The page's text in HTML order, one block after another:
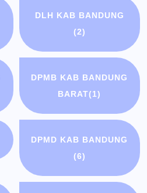
DLH KAB BANDUNG
(2)
DPMB KAB BANDUNG
BARAT(1)
DPMD KAB BANDUNG
(6)